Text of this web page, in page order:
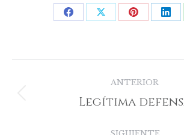
ShareShareShare
Navegación
publicaciones
ANTERIOR
Legítima